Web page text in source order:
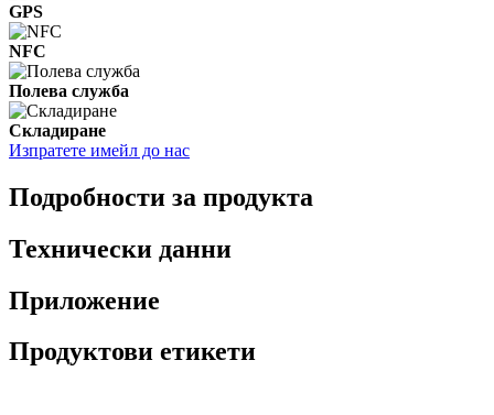
GPS
NFC
Полева служба
Складиране
Изпратете имейл до нас
Подробности за продукта
Технически данни
Приложение
Продуктови етикети